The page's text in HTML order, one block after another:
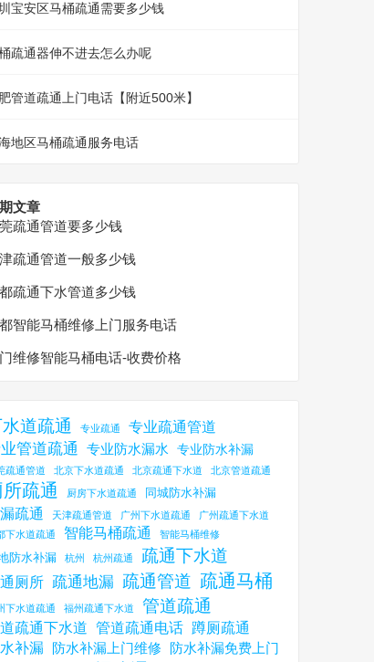
宝安区马桶疏通需要多少钱
疏通器伸不进去怎么办呢
管道疏通上门电话【附近500米】
地区马桶疏通服务电话
文章
疏通管道要多少钱
疏通管道一般多少钱
疏通下水管道多少钱
智能马桶维修上门服务电话
维修智能马桶电话-收费价格
道疏通 专业疏通 专业疏通管道
管道疏通 专业防水漏水 专业防水补漏
疏通管道 北京下水道疏通 北京疏通下水道 北京管道疏通
所疏通 厨房下水道疏通 同城防水补漏
疏通 天津疏通管道 广州下水道疏通
广州疏通下水道
下水道疏通
智能马桶疏通 智能马桶维修
防水补漏 杭州 杭州疏通 疏通下水道
厕所 疏通地漏 疏通管道 疏通马桶
下水道疏通 福州疏通下水道 管道疏通
疏通下水道 管道疏通电话 蹲厕疏通
补漏 防水补漏上门维修
防水补漏免费上门